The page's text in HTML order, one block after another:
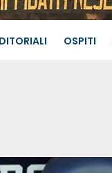
OSPITI